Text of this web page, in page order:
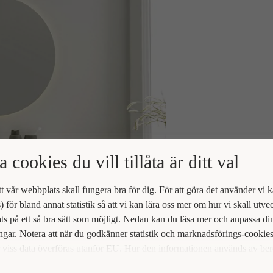
cookies du vill tillåta är ditt val
vår webbplats skall fungera bra för dig. För att göra det använder vi
för bland annat statistik så att vi kan lära oss mer om hur vi skall
på ett så bra sätt som möjligt. Nedan kan du läsa mer och anpassa
Notera att när du godkänner statistik och marknadsförings-cookies
data överföras utanför EU. Hur den informationen används av